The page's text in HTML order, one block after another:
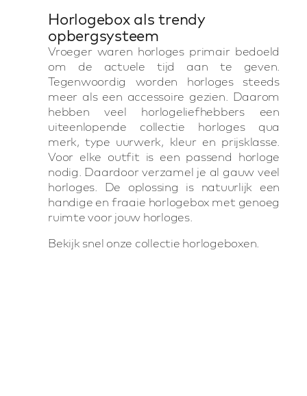
Horlogebox als trendy
opbergsysteem
Vroeger waren horloges primair bedoeld
om de actuele tijd aan te geven.
Tegenwoordig worden horloges steeds
meer als een accessoire gezien. Daarom
hebben veel horlogeliefhebbers een
uiteenlopende collectie horloges qua
merk, type uurwerk, kleur en prijsklasse.
Voor elke outfit is een passend horloge
nodig. Daardoor verzamel je al gauw veel
horloges. De oplossing is natuurlijk een
handige en fraaie horlogebox met genoeg
ruimte voor jouw horloges.
Bekijk snel onze collectie horlogeboxen.